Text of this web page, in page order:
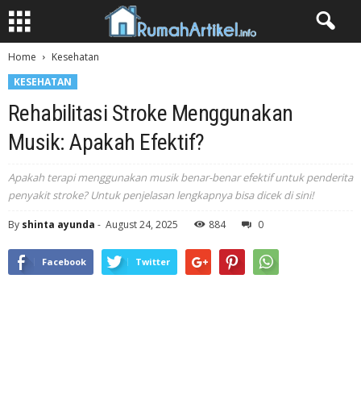
Home
Kesehatan
KESEHATAN
Rehabilitasi Stroke Menggunakan
Musik: Apakah Efektif?
Apakah terapi menggunakan musik benar-benar efektif untuk penderita
penyakit stroke? Untuk penjelasan lengkapnya bisa dicek di sini!
By shinta ayunda - August 24, 2025 884 0
Facebook Twitter